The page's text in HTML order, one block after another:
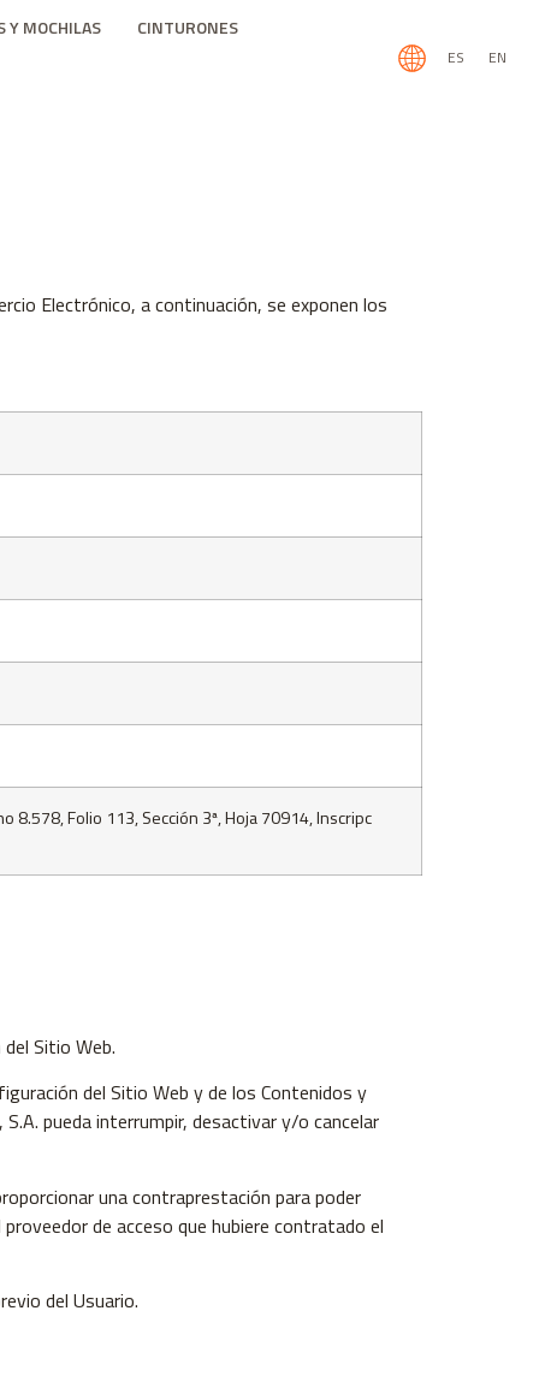
Y MOCHILAS CINTURONES
ES EN
Electrónico, a continuación, se exponen los
Folio 113, Sección 3ª, Hoja 70914, Inscripc
Sitio Web.
del Sitio Web y de los Contenidos y
pueda interrumpir, desactivar y/o cancelar
una contraprestación para poder
de acceso que hubiere contratado el
del Usuario.